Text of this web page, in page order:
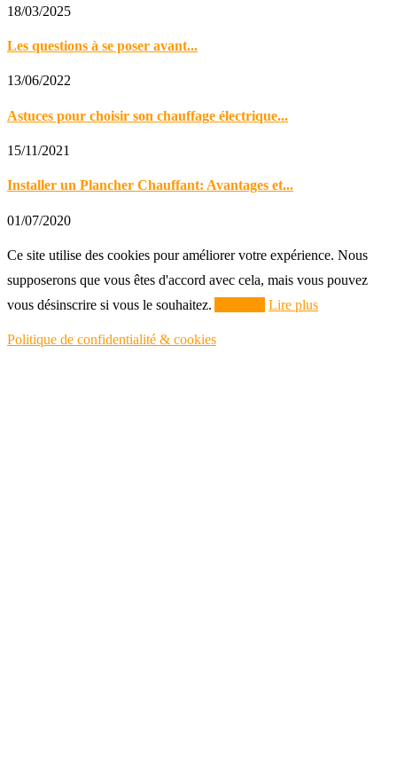
18/03/2025
Les questions à se poser avant...
13/06/2022
Astuces pour choisir son chauffage électrique...
15/11/2021
Installer un Plancher Chauffant: Avantages et...
01/07/2020
Ce site utilise des cookies pour améliorer votre expérience. Nous
supposerons que vous êtes d'accord avec cela, mais vous pouvez
vous désinscrire si vous le souhaitez.
Lire plus
Politique de confidentialité & cookies